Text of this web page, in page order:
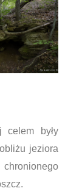
celem były
jeziora